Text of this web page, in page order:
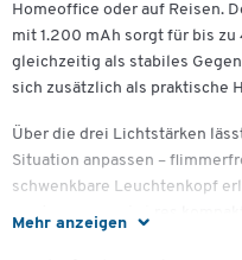
Mehr anzeigen
Homeoffice oder auf Reisen.
mit 1.200 mAh sorgt für bis
gleichzeitig als stabiles
sich zusätzlich als praktische
Über die drei Lichtstärken
Situation anpassen –
schwenkbare Leuchtenkopf
zu steuern. Dank ihres